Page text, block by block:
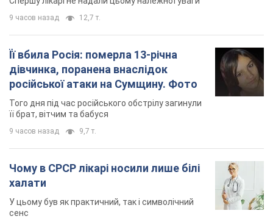
9 часов назад 12,7 т.
Її вбила Росія: померла 13-річна
дівчинка, поранена внаслідок
російської атаки на Сумщину. Фото
Того дня під час російського обстрілу загинули
її брат, вітчим та бабуся
9 часов назад 9,7 т.
Чому в СРСР лікарі носили лише білі
халати
У цьому був як практичний, так і символічний
сенс